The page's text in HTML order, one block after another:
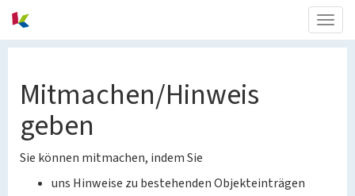
Mitmachen/Hinweis
geben
Sie können mitmachen, indem Sie
uns Hinweise zu bestehenden Objekteinträgen